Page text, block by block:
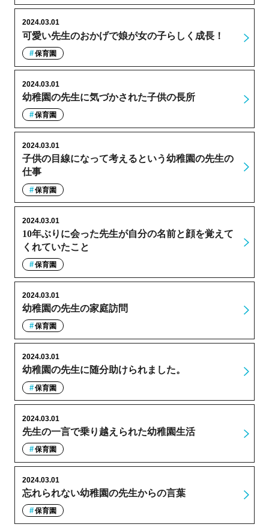
可愛い先生のおかげで娘が女の子らしく成長！
2024.03.01
保育園
幼稚園の先生に気づかされた子供の長所
2024.03.01
保育園
子供の目線になって考えるという幼稚園の先生の
仕事
2024.03.01
保育園
10年ぶりに会った先生が自分の名前と顔を覚えて
くれていたこと
2024.03.01
保育園
幼稚園の先生の家庭訪問
2024.03.01
保育園
幼稚園の先生に随分助けられました。
2024.03.01
保育園
先生の一言で乗り越えられた幼稚園生活
2024.03.01
保育園
忘れられない幼稚園の先生からの言葉
2024.03.01
保育園